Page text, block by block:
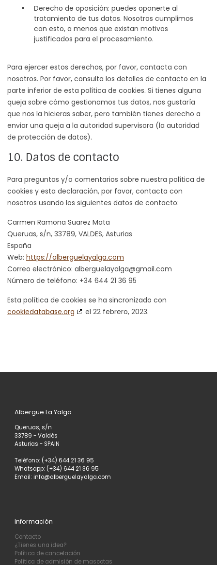
Derecho de oposición: puedes oponerte al
tratamiento de tus datos. Nosotros cumplimos
con esto, a menos que existan motivos
justificados para el procesamiento.
Para ejercer estos derechos, por favor, contacta con
nosotros. Por favor, consulta los detalles de contacto en la
parte inferior de esta política de cookies. Si tienes alguna
queja sobre cómo gestionamos tus datos, nos gustaría
que nos la hicieras saber, pero también tienes derecho a
enviar una queja a la autoridad supervisora (la autoridad
de protección de datos).
10. Datos de contacto
Para preguntas y/o comentarios sobre nuestra política de
cookies y esta declaración, por favor, contacta con
nosotros usando los siguientes datos de contacto:
Carmen Ramona Suarez Mata
Queruas, s/n, 33789, VALDES, Asturias
España
Web: https://alberguelayalga.com
Correo electrónico: alberguelayalga@gmail.com
Número de teléfono: +34 644 21 36 95
Esta política de cookies se ha sincronizado con
cookiedatabase.org
el 22 febrero, 2023.
Albergue La Yalga
Queruas, s/n
33789 - Valdés
Asturias - SPAIN
Teléfono: (+34) 644 21 36 95
Whatsapp: (+34) 644 21 36 95
Email: info@alberguelayalga.com
Información
Contacto
¿Tienes una idea?
Política de cancelación
Política de admisión de mascotas